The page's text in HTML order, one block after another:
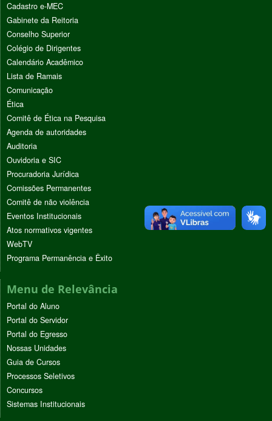
Cadastro e-MEC
Gabinete da Reitoria
Conselho Superior
Colégio de Dirigentes
Calendário Acadêmico
Lista de Ramais
Comunicação
Ética
Comitê de Ética na Pesquisa
Agenda de autoridades
Auditoria
Ouvidoria e SIC
Procuradoria Jurídica
Comissões Permanentes
Comitê de não violência
Eventos Institucionais
Atos normativos vigentes
WebTV
Programa Permanência e Êxito
Menu de Relevância
Portal do Aluno
Portal do Servidor
Portal do Egresso
Nossas Unidades
Guia de Cursos
Processos Seletivos
Concursos
Sistemas Institucionais